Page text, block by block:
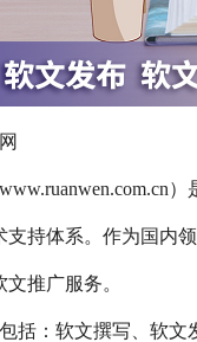
支持体系。作为国内
推广服务。
括：软文撰写、软